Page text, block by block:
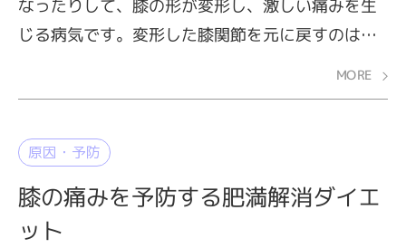
なったりして、膝の形が変形し、激しい痛みを生
じる病気です。変形した膝関節を元に戻すのは難
しいので、早めの対策が肝心です。原因を把握し
たうえで、予防と治療について考えてみましょ
MORE
原因・予防
膝の痛みを予防する肥満解消ダイエ
ット